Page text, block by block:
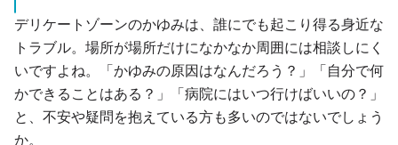
デリケートゾーンのかゆみは、誰にでも起こり得る身近な
トラブル。場所が場所だけになかなか周囲には相談しにく
いですよね。「かゆみの原因はなんだろう？」「自分で何
かできることはある？」「病院にはいつ行けばいいの？」
と、不安や疑問を抱えている方も多いのではないでしょう
か。
ル